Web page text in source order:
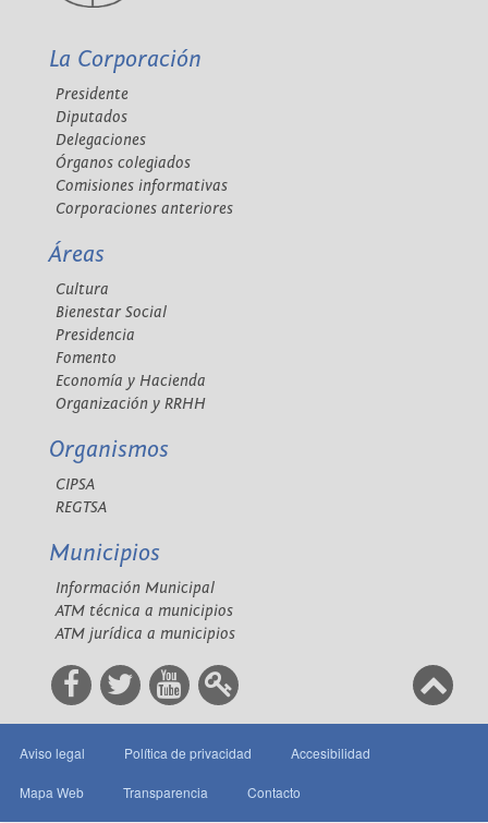
La Corporación
Presidente
Diputados
Delegaciones
Órganos colegiados
Comisiones informativas
Corporaciones anteriores
Áreas
Cultura
Bienestar Social
Presidencia
Fomento
Economía y Hacienda
Organización y RRHH
Organismos
CIPSA
REGTSA
Municipios
Información Municipal
ATM técnica a municipios
ATM jurídica a municipios
Aviso legal Política de privacidad Accesibilidad
Mapa Web Transparencia Contacto